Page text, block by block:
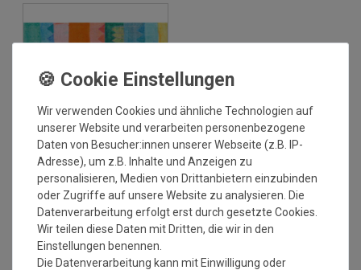
Versandkostenfrei*
Fussmatte wash+dry Decor
Sonnenstadt 170x240 cm
Grundpreis:589,95 €/
inkl. ges. MwSt.
Versandkostenfrei*
Wir verwenden Cookies und ähnliche Technologien auf
unserer Website und verarbeiten personenbezogene
Daten von Besucher:innen unserer Webseite (z.B. IP-
Adresse), um z.B. Inhalte und Anzeigen zu
personalisieren, Medien von Drittanbietern einzubinden
oder Zugriffe auf unsere Website zu analysieren. Die
Datenverarbeitung erfolgt erst durch gesetzte Cookies.
Wir teilen diese Daten mit Dritten, die wir in den
Einstellungen benennen.
Die Datenverarbeitung kann mit Einwilligung oder